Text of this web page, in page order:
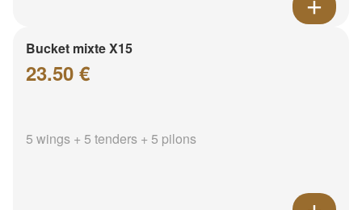
Bucket mixte X15
23.50 €
5 wings + 5 tenders + 5 pilons